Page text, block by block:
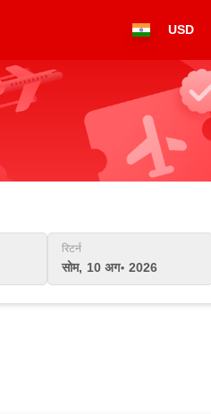
USD
रिटर्न
सोम, 10 अग॰ 2026